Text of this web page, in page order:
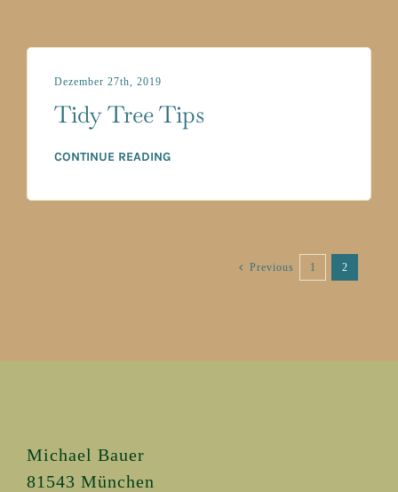
Dezember 27th, 2019
Tidy Tree Tips
CONTINUE READING
Previous 1 2
Michael Bauer
81543 München